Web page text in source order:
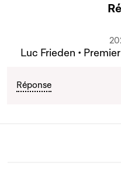
Luc Frieden •
Réponse